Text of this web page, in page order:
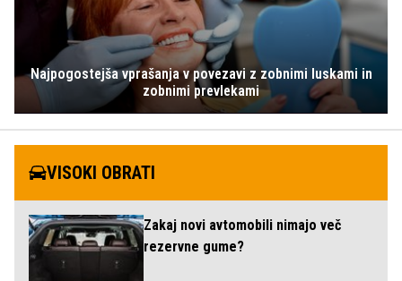
Najpogostejša vprašanja v povezavi z zobnimi luskami in
zobnimi prevlekami
VISOKI OBRATI
Zakaj novi avtomobili nimajo več
rezervne gume?